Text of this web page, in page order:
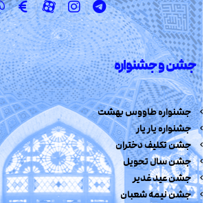
جشن و جشنواره
جشنواره طاووس بهشت
جشنواره یار یار
جشن تکلیف دختران
جشن سال تحویل
جشن عید غدیر
جشن نیمه شعبان